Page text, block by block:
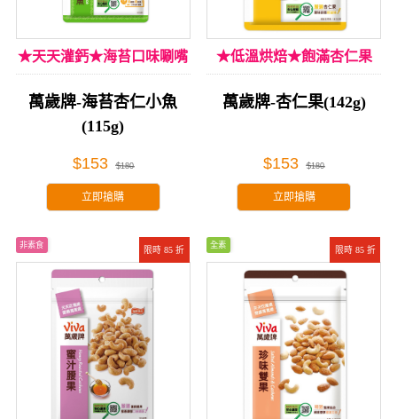
★天天灌鈣★海苔口味唰嘴
萬歲牌-海苔杏仁小魚
(115g)
$153 $180
立即搶購
★低溫烘焙★飽滿杏仁果
萬歲牌-杏仁果(142g)
$153 $180
立即搶購
限時 85 折
非素食
限時 85 折
全素